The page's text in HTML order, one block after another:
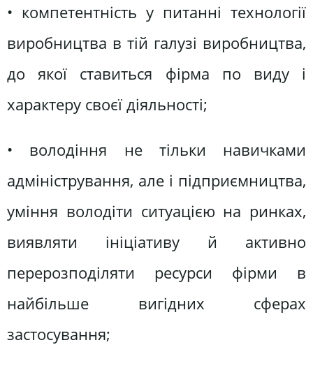
• компетентність у питанні технології
виробництва в тій галузі виробництва,
до якої ставиться фірма по виду і
характеру своєї діяльності;
• володіння не тільки навичками
адміністрування, але і підприємництва,
уміння володіти ситуацією на ринках,
виявляти ініціативу й активно
перерозподіляти ресурси фірми в
найбільше вигідних сферах
застосування;